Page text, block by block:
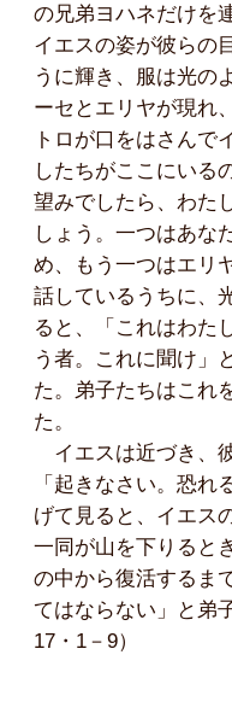
の兄弟ヨハネだけを
イエスの姿が彼らの
うに輝き、服は光の
ーセとエリヤが現れ
トロが口をはさんで
したちがここにいる
望みでしたら、わた
しょう。一つはあな
め、もう一つはエリ
話しているうちに、
ると、「これはわた
う者。これに聞け」
た。弟子たちはこれ
た。
イエスは近づき、
「起きなさい。恐
げて見ると、イエス
一同が山を下りると
の中から復活するま
てはならない」と弟
17・1－9）